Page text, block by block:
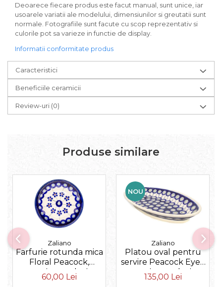
Deoarece fiecare produs este facut manual, sunt unice, iar
usoarele variatii ale modelului, dimensiunilor si greutatii sunt
normale. Fotografiile sunt facute cu scop reprezentativ si
culorile pot sa varieze in functie de display.
Informatii conformitate produs
Caracteristici
Beneficiile ceramicii
Review-uri (0)
Produse similare
Zaliano
Farfurie rotunda mica
Floral Peacock,
ceramica smaltuita,
pictata manual, 11,6
60,00 Lei
NOU
Zaliano
Platou oval pentru
servire Peacock Eyes,
ceramica smaltuita,
pictat manual, 15,7 x
135,00 Lei